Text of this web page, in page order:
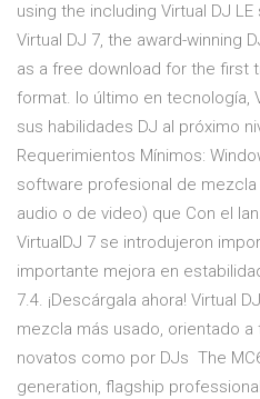
using the including Virtual DJ
Virtual DJ 7, the award-winning
as a free download for the first
format. lo último en tecnología,
sus habilidades DJ al próximo
Requerimientos Mínimos:
software profesional de
audio o de video) que Con el
VirtualDJ 7 se introdujeron
importante mejora en
7.4. ¡Descárgala ahora! Virtual
mezcla más usado, orientado
novatos como por DJs The
generation, flagship